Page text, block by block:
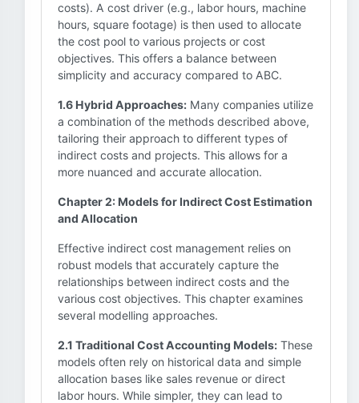
costs). A cost driver (e.g., labor hours, machine
hours, square footage) is then used to allocate
the cost pool to various projects or cost
objectives. This offers a balance between
simplicity and accuracy compared to ABC.
1.6 Hybrid Approaches: Many companies utilize
a combination of the methods described above,
tailoring their approach to different types of
indirect costs and projects. This allows for a
more nuanced and accurate allocation.
Chapter 2: Models for Indirect Cost Estimation
and Allocation
Effective indirect cost management relies on
robust models that accurately capture the
relationships between indirect costs and the
various cost objectives. This chapter examines
several modelling approaches.
2.1 Traditional Cost Accounting Models: These
models often rely on historical data and simple
allocation bases like sales revenue or direct
labor hours. While simpler, they can lead to